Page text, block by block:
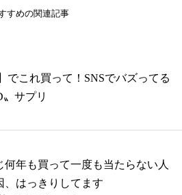
すめの関連記事
でこれ買って！SNSでバズってる
〟サプリ
何年も買って一度も当たらない人
、はっきりしてます